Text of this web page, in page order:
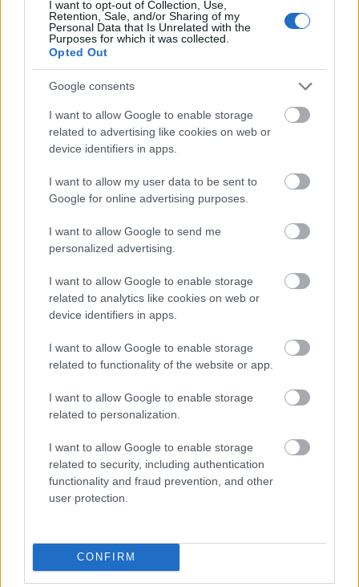
I want to opt-out of Collection, Use,
Retention, Sale, and/or Sharing of my
Personal Data that Is Unrelated with the
Purposes for which it was collected.
Opted Out
Google consents
I want to allow Google to enable storage
related to advertising like cookies on web or
device identifiers in apps.
I want to allow my user data to be sent to
Google for online advertising purposes.
I want to allow Google to send me
personalized advertising.
I want to allow Google to enable storage
related to analytics like cookies on web or
device identifiers in apps.
I want to allow Google to enable storage
related to functionality of the website or app.
I want to allow Google to enable storage
related to personalization.
I want to allow Google to enable storage
related to security, including authentication
functionality and fraud prevention, and other
user protection.
CONFIRM
kihagyhatatlan elemévé válása, az új anyagokkal
történő 3D nyomtatás az eddigiektől alapjaiban
eltérő – és környezetbarát – megközelítés.
A Jeruzsálemi Design Hétre több mint 40 ezren
látogattak el, a szervezők 150-nél több izraeli és
nemzetközi tervező kiállítását, installációit,
projektjeit ismertették meg az érdeklődőkkel. A
munkák a „Most” témára fókuszáltak – a tervezés
múlandóságát és a múlandóság tervezését voltak
hivatottak bemutatni egy egyre bizonytalanabb
Címkék:építészet innovátorok zöld technológiák
környezetbarát nyomtatás
Ajánlott bejegyzések:
A COBOD piacra dobja a BOD3 3D
épületnyomtatót
nyomtatócsalád